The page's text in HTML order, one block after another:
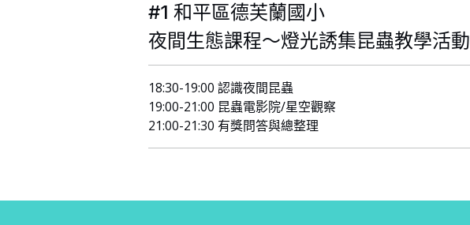
#1 和平區德芙蘭國小
夜間生態課程～燈光誘集昆蟲教學活動
18:30-19:00 認識夜間昆蟲
19:00-21:00 昆蟲電影院/星空觀察
21:00-21:30 有獎問答與總整理